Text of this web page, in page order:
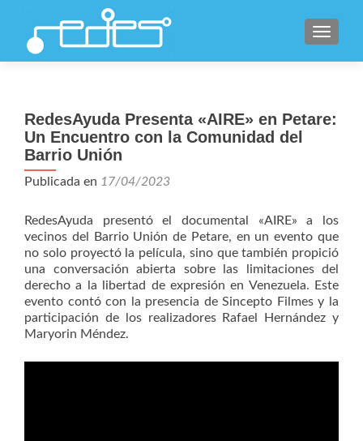
RedesAyuda Presenta «AIRE» en Petare:
Un Encuentro con la Comunidad del
Barrio Unión
Publicada en 17/04/2023
RedesAyuda presentó el documental «AIRE» a los
vecinos del Barrio Unión de Petare, en un evento que
no solo proyectó la película, sino que también propició
una conversación abierta sobre las limitaciones del
derecho a la libertad de expresión en Venezuela. Este
evento contó con la presencia de Sincepto Filmes y la
participación de los realizadores Rafael Hernández y
Maryorin Méndez.